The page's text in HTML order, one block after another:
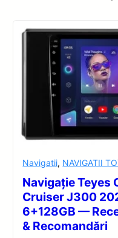
Navigatii, NAVIGATII
Navigație Teyes
Cruiser J300
6+128GB —
& Recomandări